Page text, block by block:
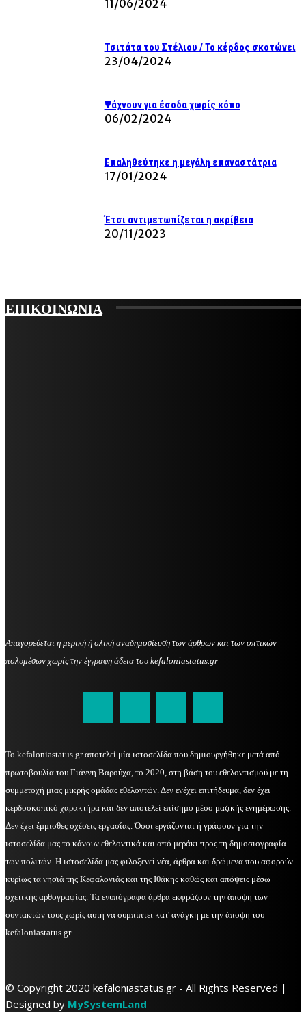
11/06/2024
Τσιτάτα του Στέλιου / Το κέρδος σκοτώνει
23/04/2024
Ψάχνουν για έσοδα χωρίς κόπο
06/02/2024
Επαληθεύτηκε η μεγάλη επαναστάτρια
17/01/2024
Έτσι αντιμετωπίζεται η ακρίβεια
20/11/2023
ΕΠΙΚΟΙΝΩΝΙΑ
Απαγορεύεται η μερική ή ολική αναδημοσίευση των άρθρων και των οπτικών
πολυμέσων χωρίς την έγγραφη άδεια του kefaloniastatus.gr
Το kefaloniastatus.gr αποτελεί μία ιστοσελίδα που δημιουργήθηκε μετά από
πρωτοβουλία του Γιάννη Βαρούχα, το 2020, στη βάση του εθελοντισμού με τη
συμμετοχή μιας μικρής ομάδας εθελοντών. Δεν ενέχει επιτήδευμα, δεν έχει
κερδοσκοπικό χαρακτήρα και δεν αποτελεί επίσημο μέσο μαζικής ενημέρωσης.
Δεν έχει έμμισθες σχέσεις εργασίας. Όσοι εργάζονται ή γράφουν για την
ιστοσελίδα μας το κάνουν εθελοντικά και από μεράκι προς τη δημοσιογραφία
των πολιτών. Η ιστοσελίδα μας φιλοξενεί νέα, άρθρα και δρώμενα που αφορούν
κυρίως τα νησιά της Κεφαλονιάς και της Ιθάκης καθώς και απόψεις μέσω
σχετικής αρθογραφίας. Τα ενυπόγραφα άρθρα εκφράζουν την άποψη των
συντακτών τους χωρίς αυτή να συμπίπτει κατ' ανάγκη με την άποψη του
kefaloniastatus.gr
© Copyright 2020 kefaloniastatus.gr - All Rights Reserved |
Designed by MySystemLand